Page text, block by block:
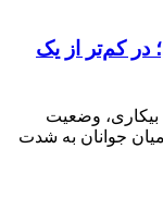
از یک
وضعیت
به شدت